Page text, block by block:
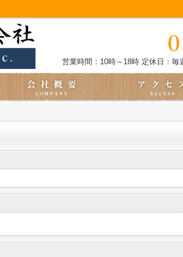
営業時間：10時～18時 定休日：毎